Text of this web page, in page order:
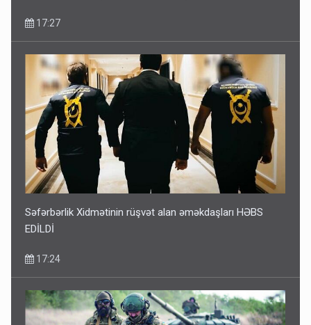
17:27
Səfərbərlik Xidmətinin rüşvət alan əməkdaşları HƏBS
EDİLDİ
17:24